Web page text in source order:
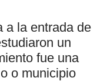
a la entrada de
un
fue una
o municipio